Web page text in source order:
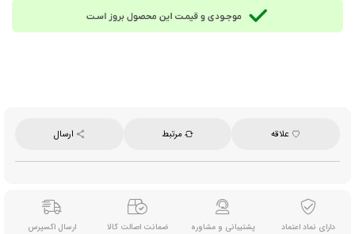
علاقه مرتبط ارسال
دارای نماد اعتماد پشتیبانی و مشاوره ضمانت اصالت کالا ارسال اکسپرس